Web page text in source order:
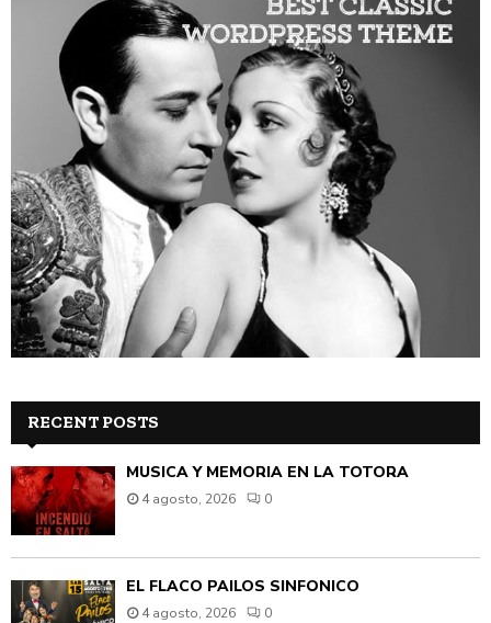
RECENT POSTS
MÚSICA Y MEMORIA EN LA TOTORA
4 agosto, 2026 0
EL FLACO PAILOS SINFÓNICO
4 agosto, 2026 0